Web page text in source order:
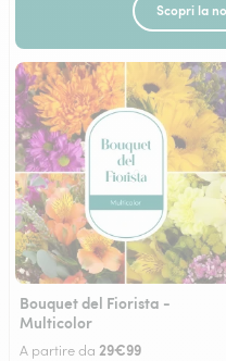
Scopri la
Bouquet del Fiorista -
Multicolor
A partire da 29€99